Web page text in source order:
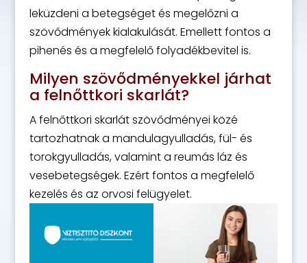
leküzdeni a betegséget és megelőzni a
szövődmények kialakulását. Emellett fontos a
pihenés és a megfelelő folyadékbevitel is.
Milyen szövődményekkel járhat
a felnőttkori skarlát?
A felnőttkori skarlát szövődményei közé
tartozhatnak a mandulagyulladás, fül- és
torokgyulladás, valamint a reumás láz és
vesebetegségek. Ezért fontos a megfelelő
kezelés és az orvosi felügyelet.